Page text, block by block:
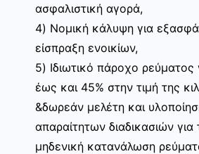
ασφαλιστική αγορά,
4) Νομική κάλυψη για
είσπραξη ενοικίων,
5) Ιδιωτικό πάροχο ρεύματος
έως και 45% στην τιμή της
&δωρεάν μελέτη και
απαραίτητων διαδικασιών
μηδενική κατανάλωση